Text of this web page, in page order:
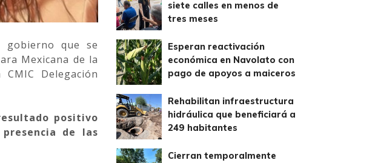
gobierno que se
Mexicana de la
Delegación
positivo
de las
siete calles en menos de
tres meses
Esperan reactivación
económica en Navolato con
pago de apoyos a maiceros
Rehabilitan infraestructura
hidráulica que beneficiará a
249 habitantes
Cierran temporalmente